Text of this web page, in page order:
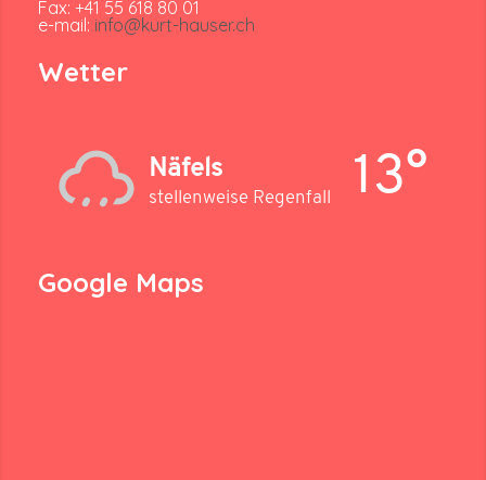
Fax: +41 55 618 80 01
e-mail: info@kurt-hauser.ch
Wetter
Näfels
stellenweise Regenfall 13°
Google Maps